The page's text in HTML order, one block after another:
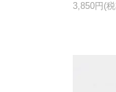
3,850円(